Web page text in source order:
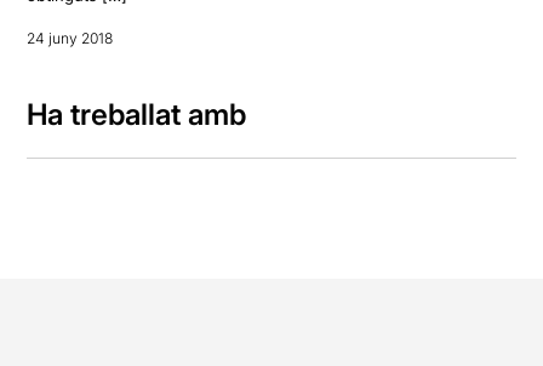
24 juny 2018
Ha treballat amb